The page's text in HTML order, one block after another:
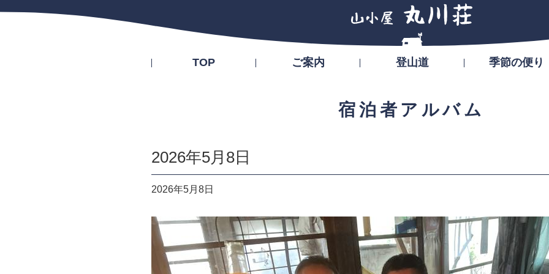
TOP ご案内 登山道 季節の便り
宿泊者アルバム
2026年5月8日
2026年5月8日